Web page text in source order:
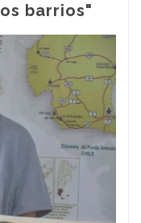
barrios"